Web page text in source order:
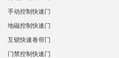
手动控制快速门
地磁控制快速门
互锁快速卷帘门
门禁控制快速门